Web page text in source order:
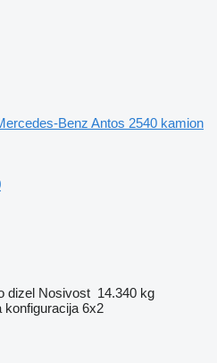
Benz Antos 2540 kamion
dizel Nosivost 14.340 kg
konfiguracija 6x2